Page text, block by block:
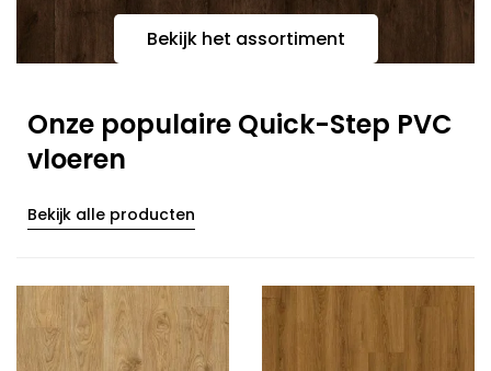
Bekijk het assortiment
Onze populaire Quick-Step PVC
vloeren
Bekijk alle producten